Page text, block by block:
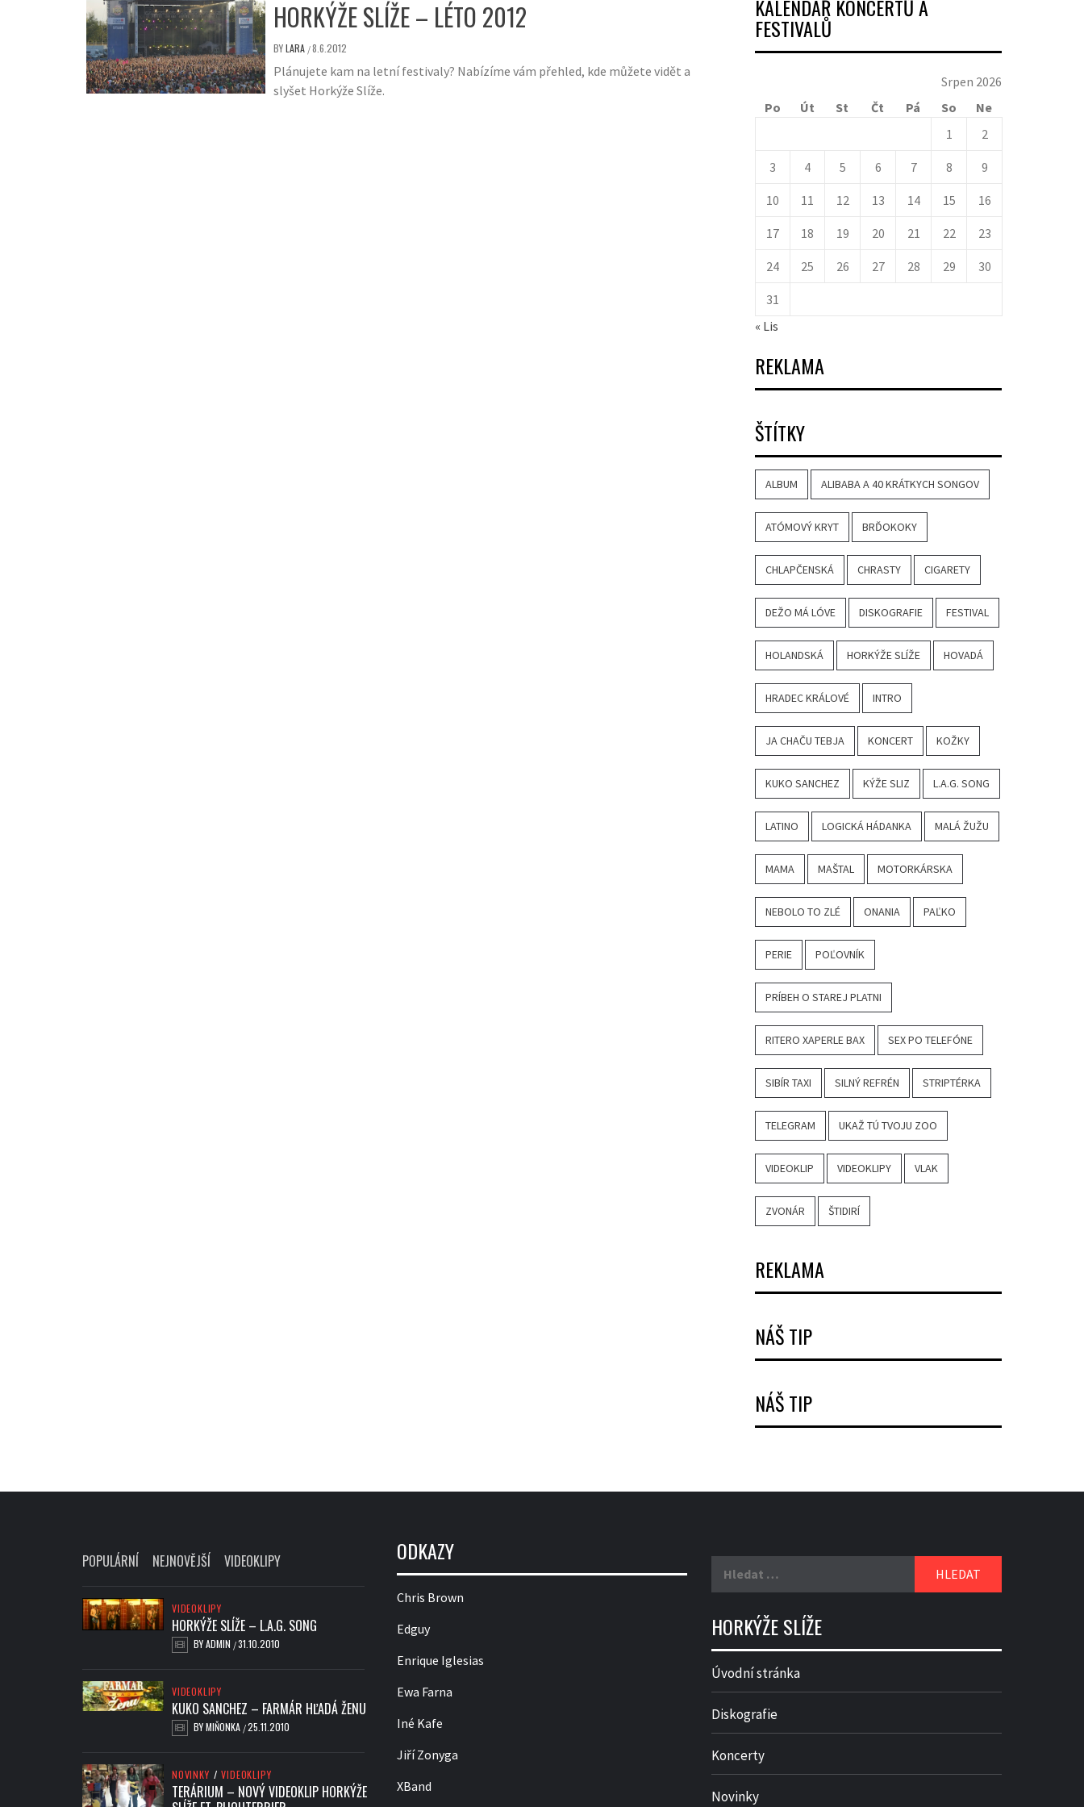
HORKÝŽE SLÍŽE – LÉTO 2012
BYLARA /8.6.2012
Plánujete kam na letní festivaly? Nabízíme vám přehled, kde můžete vidět a
slyšet Horkýže Slíže.
KALENDÁŘ KONCERTŮ A
FESTIVALŮ
Srpen 2026
Po
Út St Čt Pá So
Ne
1
2
3 4 5 6 7 8 9
10 11 12 13 14 15 16
17 18 19 20 21 22 23
24 25 26 27 28 29 30
31
« Lis
REKLAMA
ŠTÍTKY
ALBUM ALIBABA A 40 KRÁTKYCH SONGOV
ATÓMOVÝ KRYT BRĎOKOKY
CHLAPČENSKÁ CHRASTY CIGARETY
DEŽO MÁ LÓVE DISKOGRAFIE FESTIVAL
HOLANDSKÁ HORKÝŽE SLÍŽE HOVADÁ
HRADEC KRÁLOVÉ INTRO
JA CHAČU TEBJA KONCERT KOŽKY
KUKO SANCHEZ KÝŽE SLIZ L.A.G. SONG
LATINO LOGICKÁ HÁDANKA MALÁ ŽUŽU
MAMA MAŠTAL MOTORKÁRSKA
NEBOLO TO ZLÉ ONANIA PAĽKO
PERIE POĽOVNÍK
PRÍBEH O STAREJ PLATNI
RITERO XAPERLE BAX SEX PO TELEFÓNE
SIBÍR TAXI SILNÝ REFRÉN STRIPTÉRKA
TELEGRAM UKAŽ TÚ TVOJU ZOO
VIDEOKLIP VIDEOKLIPY VLAK
ZVONÁR ŠTIDIRÍ
REKLAMA
NÁŠ TIP
NÁŠ TIP
POPULÁRNÍ NEJNOVĚJŠÍ VIDEOKLIPY
VIDEOKLIPY
HORKÝŽE SLÍŽE – L.A.G. SONG
BYADMIN /31.10.2010
VIDEOKLIPY
KUKO SANCHEZ – FARMÁR HĽADÁ ŽENU
BYMIŇONKA /25.11.2010
NOVINKY / VIDEOKLIPY
TERÁRIUM – NOVÝ VIDEOKLIP HORKÝŽE
ODKAZY
Chris Brown
Edguy
Enrique Iglesias
Ewa Farna
Iné Kafe
Jiří Zonyga
XBand
HORKÝŽE SLÍŽE
Úvodní stránka
Diskografie
Koncerty
Novinky